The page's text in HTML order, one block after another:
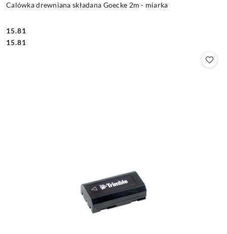
Calówka drewniana składana Goecke 2m - miarka
Cena:
15.81
Cena:
15.81